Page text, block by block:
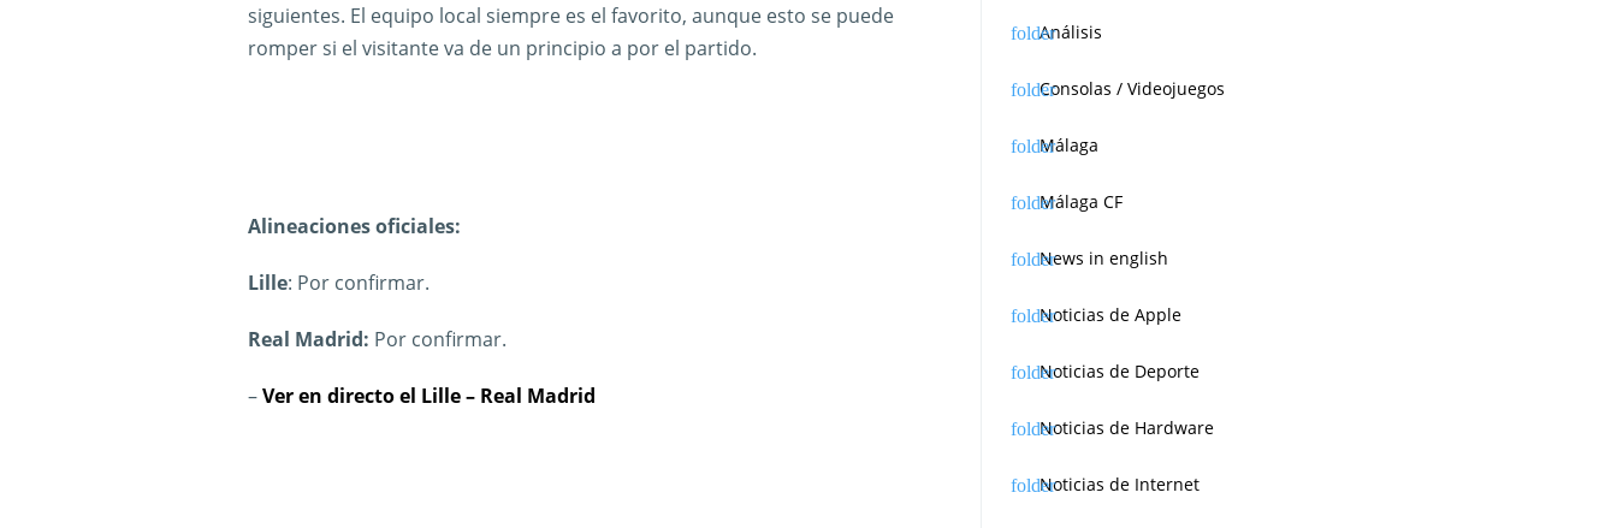
siguientes. El equipo local siempre es el favorito, aunque esto se puede
romper si el visitante va de un principio a por el partido.
Alineaciones oficiales:
Lille: Por confirmar.
Real Madrid: Por confirmar.
–Ver en directo el Lille – Real Madrid
Análisis
Consolas / Videojuegos
Málaga
Málaga CF
News in english
Noticias de Apple
Noticias de Deporte
Noticias de Hardware
Noticias de Internet